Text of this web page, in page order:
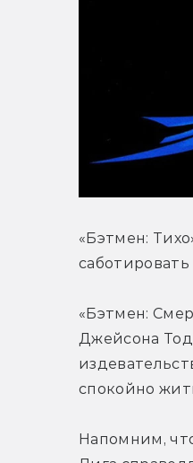
«Бэтмен:
«Бэтмен:
Джейсона
спокойно
Напомним,